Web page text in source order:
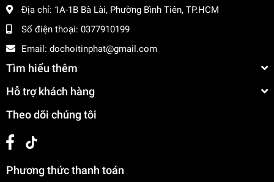
Địa chỉ: 1A-1B Bà Lài, Phường Bình Tiên, TP.HCM
Số điện thoại: 0377910199
Email: dochoitinphat@gmail.com
Tìm hiểu thêm
Hỗ trợ khách hàng
Theo dõi chúng tôi
Phương thức thanh toán